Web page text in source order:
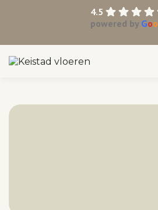
4.5
powered by Goo